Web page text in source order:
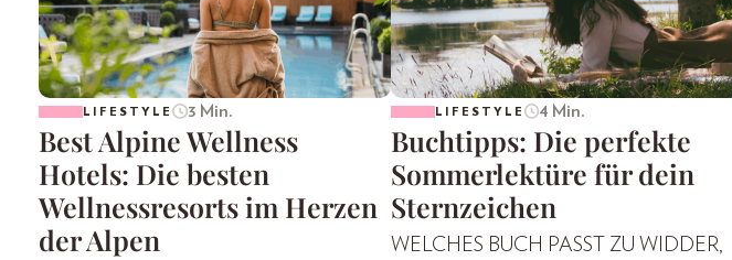
LIFESTYLE 3 Min.
Best Alpine Wellness
Hotels: Die besten
Wellnessresorts im Herzen
der Alpen
LIFESTYLE 4 Min.
Buchtipps: Die perfekte
Sommerlektüre für dein
Sternzeichen
WELCHES BUCH PASST ZU WIDDER,